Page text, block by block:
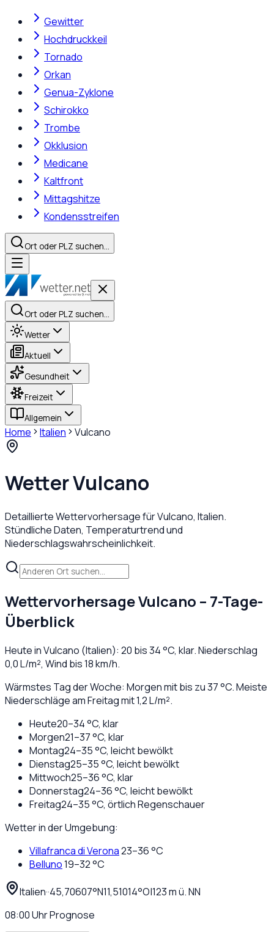
Gewitter
Hochdruckkeil
Tornado
Orkan
Genua-Zyklone
Schirokko
Trombe
Okklusion
Medicane
Kaltfront
Mittagshitze
Kondensstreifen
Ort oder PLZ suchen…
Ort oder PLZ suchen…
Wetter
Aktuell
Gesundheit
Freizeit
Allgemein
Home Italien Vulcano
WetterVulcano
Detaillierte Wettervorhersage fürVulcano, Italien.
Stündliche Daten, Temperaturtrend und
Niederschlagswahrscheinlichkeit.
WettervorhersageVulcano – 7-Tage-
Überblick
Heute inVulcano (Italien): 20 bis34°C, klar. Niederschlag
0,0L/m², Wind bis18km/h.
Wärmstes Tag der Woche: Morgen mit bis zu 37 °C. Meiste
Niederschläge am Freitag mit 1,2 L/m².
Heute20–34°C, klar
Morgen21–37°C, klar
Montag24–35°C, leicht bewölkt
Dienstag25–35°C, leicht bewölkt
Mittwoch25–36°C, klar
Donnerstag24–36°C, leicht bewölkt
Freitag24–35°C, örtlich Regenschauer
Wetter in der Umgebung:
Villafranca di Verona23–36°C
Belluno19–32°C
Italien··45,70607°N11,51014°O|123m ü. NN
08:00UhrPrognose